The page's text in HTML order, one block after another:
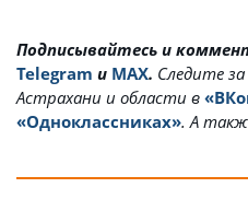
Подписывайтесь и
Telegram и MAX. Cледите
Астрахани и области в
«Одноклассниках». А